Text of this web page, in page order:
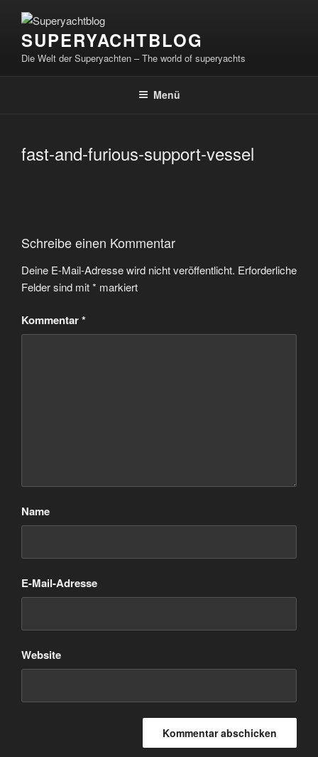
Inhalt
springenSUPERYACHTBLOG
Die Welt der Superyachten – The world of superyachts
Menü
fast-and-furious-support-vessel
Schreibe einen Kommentar
Deine E-Mail-Adresse wird nicht veröffentlicht. Erforderliche
Felder sind mit* markiert
Kommentar*
Name
E-Mail-Adresse
Website